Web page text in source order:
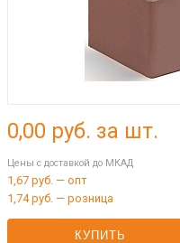
0,00 руб. за шт.
Цены с доставкой до МКАД
1,67 руб. — опт
1,74 руб. — розница
КУПИТЬ